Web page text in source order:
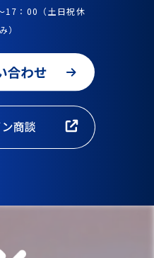
17：00（土日祝休
み）